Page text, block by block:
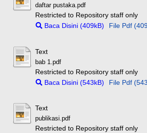
daftar pustaka.pdf
Restricted to Repository staff only
Baca Disini (409kB)
File Pdf
Text
bab 1.pdf
Restricted to Repository staff only
Baca Disini (543kB)
File Pdf
Text
publikasi.pdf
Restricted to Repository staff only